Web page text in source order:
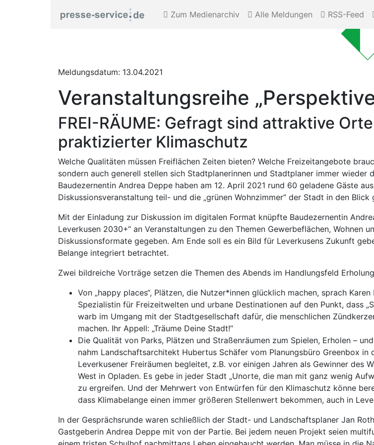
Zum Medienarchiv Alle Meldungen RSS-Feed
Meldungsdatum: 13.04.2021
Veranstaltungsreihe
FREI-RÄUME: Gefragt sind attraktive
praktizierter Klimaschutz
Welche Qualitäten müssen Freiflächen Zeiten bieten? Welche Freizeitangebote
sondern auch generell stellen sich Stadtplanerinnen und Stadtplaner immer
Baudezernentin Andrea Deppe haben am 12. April 2021 rund 60 geladene Gäste
Diskussionsveranstaltung teil- und die „grünen Wohnzimmer“ der Stadt in den Blick
Mit der Einladung zur Diskussion im digitalen Format knüpfte Baudezernentin
Leverkusen 2030+“ an Veranstaltungen zu den Themen Gewerbeflächen, Wohnen
Diskussionsformate gegeben. Am Ende soll es ein Bild für Leverkusens Zukunft
Belange integriert betrachtet.
Zwei bildreiche Vorträge setzen die Themen des Abends im Handlungsfeld
Von „happy places“, Plätzen, die Nutzer*innen glücklich machen, sprach
Spezialistin für Freizeitwelten und urbane Destinationen auf den Punkt, dass
warb im Umgang mit der Stadtgesellschaft dafür, die menschlichen
machen. Ihr Appell: „Träume Deine Stadt!“
Die Qualität von Parks, Plätzen und Straßenräumen zum Spielen, Erholen –
nahm Landschaftsarchitekt Hubertus Schäfer vom Planungsbüro Greenbox
Leverkusener Freiräumen begleitet, z.B. vor einigen Jahren als Gewinner des
West in Opladen. Es gebe in jeder Stadt „Unorte, die man mit ganz wenig
zu ergreifen. Und der Mehrwert von Entwürfen für den Klimaschutz könne
dass Klimabelange einen immer größeren Stellenwert bekommen, auch in
In der Gesprächsrunde waren schließlich der Stadt- und Landschaftsplaner Jan
Gastgeberin Andrea Deppe mit von der Partie. Bei jedem neuen Projekt seien